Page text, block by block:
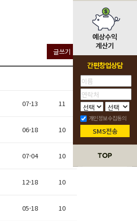
글쓰기
07-13 11
06-18 10
07-04 10
12-18 10
05-18 10
간편창업상담
개인정보수집동의
SMS전송